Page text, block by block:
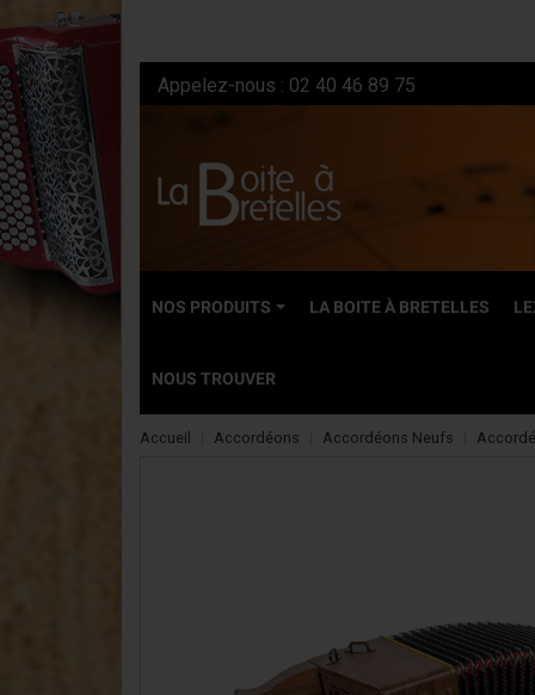
Appelez-nous : 02 40 46 89 75
NOS PRODUITS
NEUFS
LA BOITE À BRETELLES
NOUS TROUVER
Accueil Accordéons Accordéons Neufs